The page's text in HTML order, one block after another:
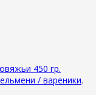
450 гр.
/ вареники.